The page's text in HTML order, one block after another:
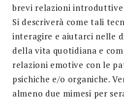
brevi relazioni
Si descriverà come tali
interagire e aiutarci nelle
della vita quotidiana e
relazioni emotive con le
psichiche e/o organiche.
almeno due mimesi per